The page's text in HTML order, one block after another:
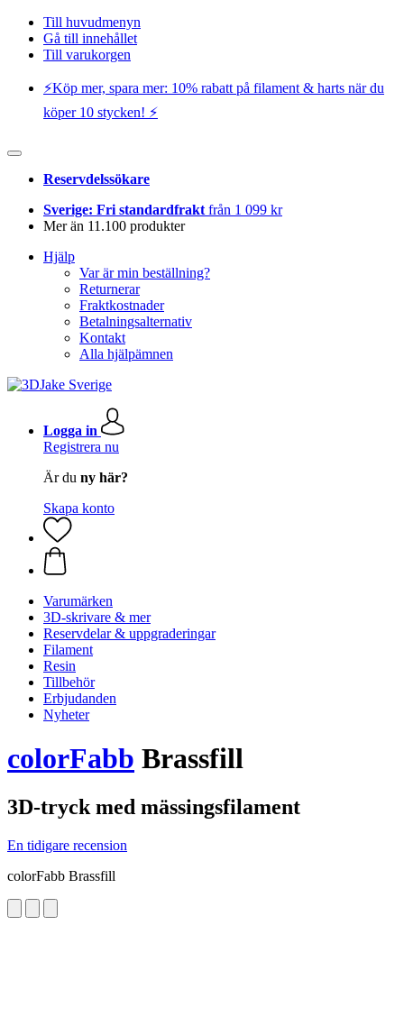
Till huvudmenyn
Gå till innehållet
Till varukorgen
⚡️Köp mer, spara mer: 10% rabatt på filament & harts när du
köper 10 stycken! ⚡️
Reservdelssökare
Sverige: Fri standardfrakt från 1 099 kr
Mer än 11.100 produkter
Hjälp
Var är min beställning?
Returnerar
Fraktkostnader
Betalningsalternativ
Kontakt
Alla hjälpämnen
Logga in
Registrera nu
Är du ny här?
Skapa konto
Varumärken
3D-skrivare & mer
Reservdelar & uppgraderingar
Filament
Resin
Tillbehör
Erbjudanden
Nyheter
colorFabb Brassfill
3D-tryck med mässingsfilament
En tidigare recension
colorFabb Brassfill